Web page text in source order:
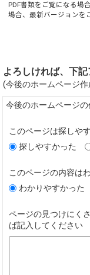
PDF書類をご覧になる場合
場合、最新バージョンを